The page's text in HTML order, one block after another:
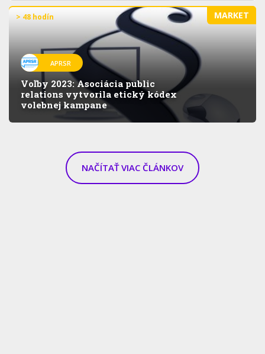
MARKET
> 48 hodín
APRSR
Voľby 2023: Asociácia public
relations vytvorila etický kódex
volebnej kampane
NAČÍTAŤ VIAC ČLÁNKOV